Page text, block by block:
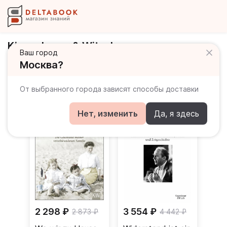
Ваш город
Москва?
От выбранного города зависят способы доставки
Нет, изменить Да, я здесь
Kiepenheuer & Witsch
Книги издательства
2 298 ₽ 2 873 ₽ 3 554 ₽ 4 442 ₽